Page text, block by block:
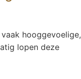
hooggevoelige,
lopen deze